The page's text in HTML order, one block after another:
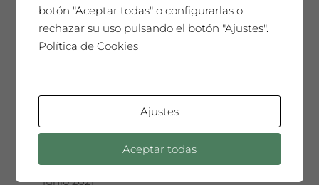
diciembre 2021
octubre 2021
junio 2021
botón "Aceptar todas" o configurarlas o
rechazar su uso pulsando el botón "Ajustes".
Política de Cookies
Ajustes
Aceptar todas